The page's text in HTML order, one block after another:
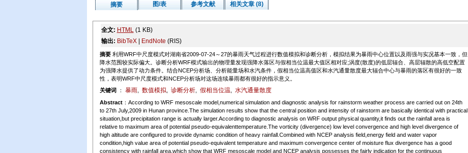
摘要 图/表 参考文献 相关文章 (8)
全文: HTML(1 KB)
输出: BibTeX| EndNote (RIS)
摘要利用WRF中尺度模式对湖南省2009-07-24～27的暴雨天气过程进行数值模拟和诊断分析，模拟结果为暴雨中心位置以及雨强与实况基本一致，但
降水范围较实际偏大。诊断分析WRF模式输出的物理量发现强降水落区与假相当位温最大值区相对应;涡度(散度)的低层辐合、高层辐散的高低空配置
为强降水提供了动力条件。结合NCEP分析场、分析能量场和水汽条件，假相当位温高值区和水汽通量散度最大辐合中心与暴雨的落区有很好的一致
性，表明WRF中尺度模式和NCEP分析场对这场连续暴雨都有很好的指示意义。
关键词 ： 暴雨, 数值模拟 诊断分析, 假相当位温 水汽通量散度
Abstract：According to WRF mesoscale model,numerical simulation and diagnostic analysis for rainstorm weather process are carried out on 24th
to 27th July,2009 in Hunan province.The simulation results show that the central position and intensity of rainstorm are basically identical with practical
situation,but precipitation range is actually larger.According to diagnostic analysis on WRF output physical quantity,it finds out the rainfall area is
relative to maximum area of potential pseudo-equivalenttemperature.The vorticity (divergence) low level convergence and high level divergence of
high altitude are configured to provide dynamic condition of heavy rainfall.Combined with NCEP analysis field,energy field and water vapor
condition,high value area of potential pseudo-equivalent temperature and maximum convergence center of moisture flux divergence has a good
consistency with rainfall area,which show that WRF mesoscale model and NCEP analysis possesses the fairly indication for the continuous